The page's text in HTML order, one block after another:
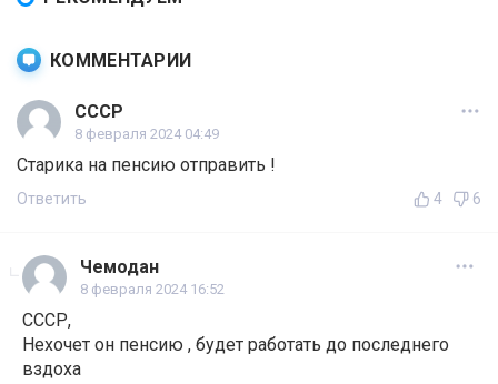
КОММЕНТАРИИ
СССР
8 февраля 2024 04:49
Старика на пенсию отправить !
Ответить 4 6
Чемодан
8 февраля 2024 16:52
СССР,
Нехочет он пенсию , будет работать до последнего
вздоха